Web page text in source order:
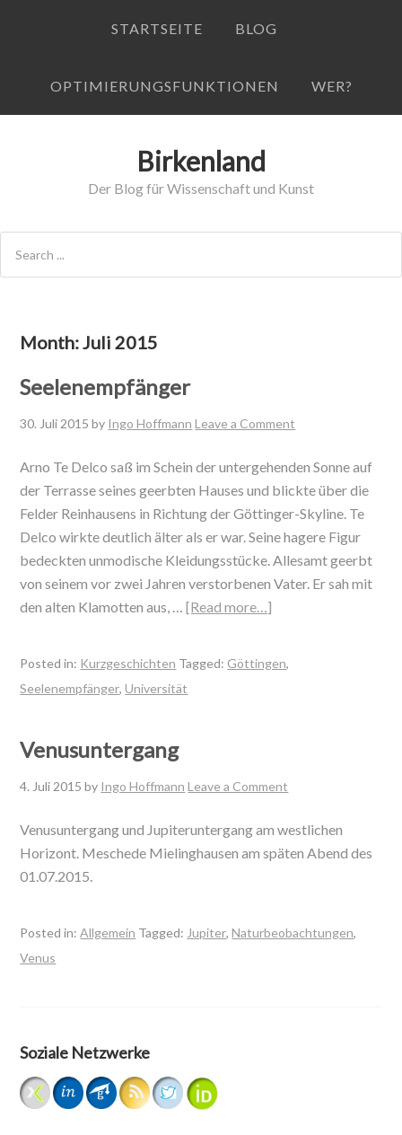
STARTSEITE BLOG
OPTIMIERUNGSFUNKTIONEN WER?
Birkenland
Der Blog für Wissenschaft und Kunst
Month:Juli 2015
Seelenempfänger
30. Juli 2015 by Ingo Hoffmann Leave a Comment
Arno Te Delco saß im Schein der untergehenden Sonne auf
der Terrasse seines geerbten Hauses und blickte über die
Felder Reinhausens in Richtung der Göttinger-Skyline. Te
Delco wirkte deutlich älter als er war. Seine hagere Figur
bedeckten unmodische Kleidungsstücke. Allesamt geerbt
von seinem vor zwei Jahren verstorbenen Vater. Er sah mit
den alten Klamotten aus, …[Read more…]
Posted in: Kurzgeschichten Tagged: Göttingen,
Seelenempfänger,Universität
Venusuntergang
4. Juli 2015 by Ingo Hoffmann Leave a Comment
Venusuntergang und Jupiteruntergang am westlichen
Horizont. Meschede Mielinghausen am späten Abend des
01.07.2015.
Posted in:Allgemein Tagged: Jupiter,Naturbeobachtungen,
Venus
Soziale Netzwerke